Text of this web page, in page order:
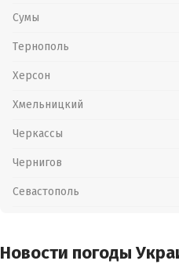
Сумы
Тернополь
Херсон
Хмельницкий
Черкассы
Чернигов
Севастополь
Новости погоды